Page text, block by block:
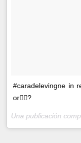
#caradelevingne in
or👎🏻?